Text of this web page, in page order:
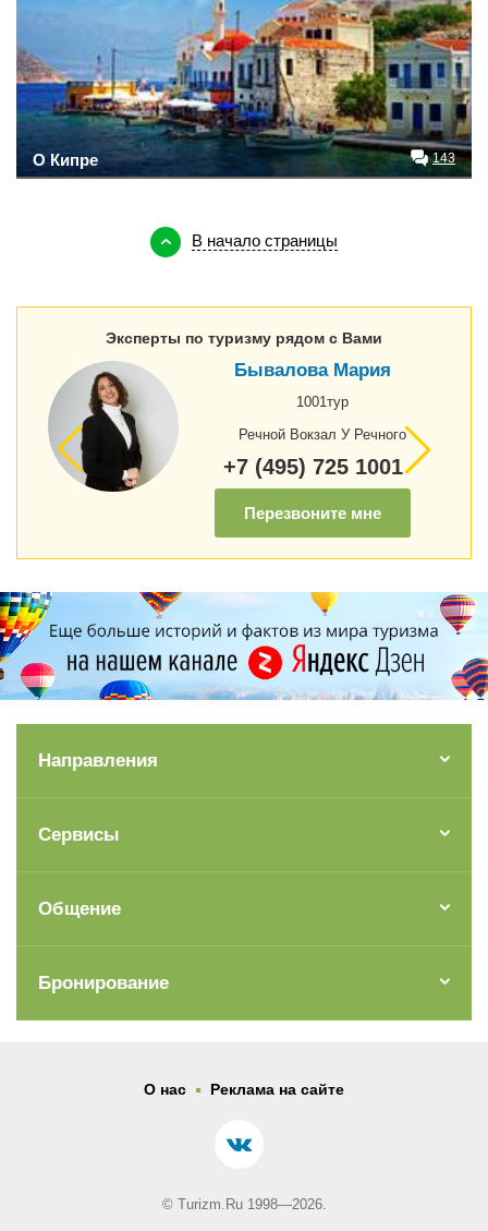
О Кипре 143
В начало страницы
Эксперты по туризму рядом с Вами
Бывалова Мария
1001тур
Речной Вокзал У Речного
+7 (495) 725 1001
Перезвоните мне
Направления
Сервисы
Общение
Бронирование
О нас . Реклама на сайте
© Turizm.Ru 1998—2026.